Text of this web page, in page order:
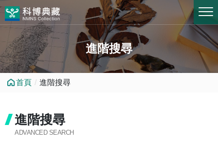
進階搜尋
首頁 進階搜尋
進階搜尋
ADVANCED SEARCH